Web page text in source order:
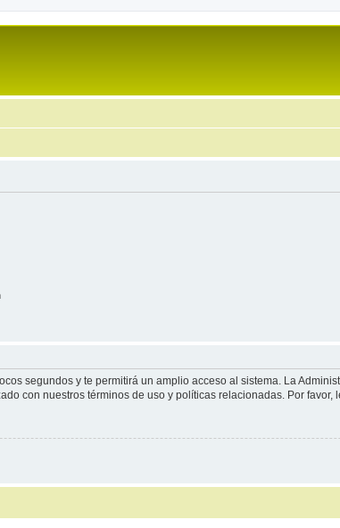
segundos y te permitirá un amplio acceso al sistema. La
con nuestros términos de uso y políticas relacionadas. Por